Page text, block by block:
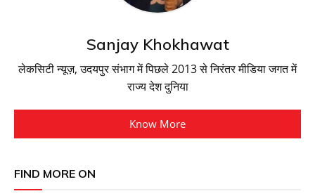
Sanjay Khokhawat
लेकसिटी न्यूज़, उदयपुर संभाग में पिछले 2013 से निरंतर मीडिया जगत में
राज्य देश दुनिया
Know More
FIND MORE ON